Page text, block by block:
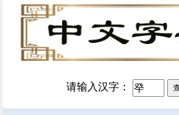
请输入汉字：